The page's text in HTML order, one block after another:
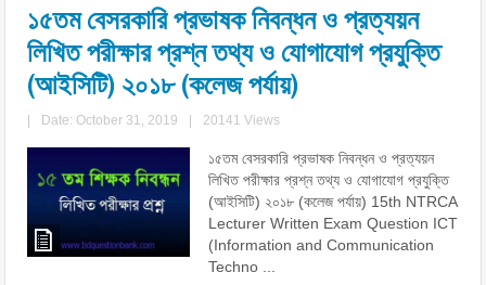
১৫তম বেসরকারি প্রভাষক নিবন্ধন ও প্রত্যয়ন
লিখিত পরীক্ষার প্রশ্ন তথ্য ও যোগাযোগ প্রযুক্তি
(আইসিটি) ২০১৮ (কলেজ পর্যায়)
Date: October 31, 2019 20141 Views
১৫তম বেসরকারি প্রভাষক নিবন্ধন ও প্রত্যয়ন
লিখিত পরীক্ষার প্রশ্ন তথ্য ও যোগাযোগ প্রযুক্তি
(আইসিটি) ২০১৮ (কলেজ পর্যায়) 15th NTRCA
Lecturer Written Exam Question ICT
(Information and Communication
Techno ...